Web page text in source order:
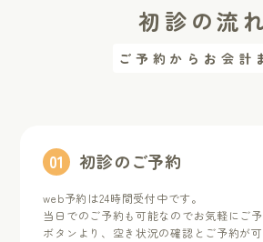
初診の流
ご予約からお会計
01 初診のご予約
web予約は24時間受付中です。
当日でのご予約も可能なのでお気軽にご予
ボタンより、空き状況の確認とご予約が可